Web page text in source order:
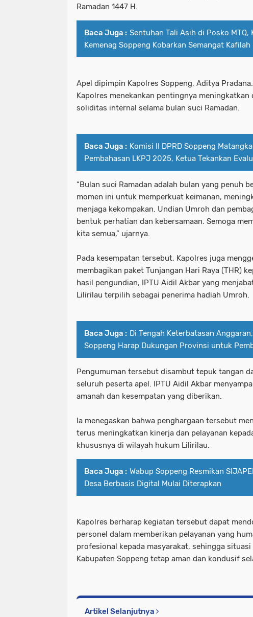
Ramadan 1447 H.
Baca Juga : Sentuhan Tali Asih di Posko MTQ,
Kemenag Soppeng Kobarkan Semangat Kafilah
Apel dipimpin Kapolres Soppeng, Aditya
Kapolres menekankan pentingnya
soliditas internal selama bulan suci Ramadan.
Baca Juga : Komisi II DPRD Soppeng
Pembahasan LKPJ 2025, Ketua Tekankan
“Bulan suci Ramadan adalah bulan yang penuh
momen ini untuk memperkuat keimanan,
menjaga kekompakan. Undian Umroh dan
bentuk perhatian dan kebersamaan. Semoga
kita semua,” ujarnya.
Pada kesempatan tersebut, Kapolres juga
membagikan paket Tunjangan Hari Raya (THR)
hasil pengundian, IPTU Aidil Akbar yang
Lilirilau terpilih sebagai penerima hadiah Umroh.
Baca Juga : Di Tengah Keterbatasan
Soppeng Harap Dukungan Provinsi untuk
Pengumuman tersebut disambut tepuk tangan
seluruh peserta apel. IPTU Aidil Akbar
amanah dan kesempatan yang diberikan.
Ia menegaskan bahwa penghargaan tersebut
terus meningkatkan kinerja dan pelayanan
khususnya di wilayah hukum Lilirilau.
Baca Juga : Wabup Soppeng Resmikan
Desa Berbasis Digital Mulai Diterapkan
Kapolres berharap kegiatan tersebut dapat
personel dalam memberikan pelayanan yang
profesional kepada masyarakat, sehingga
Kabupaten Soppeng tetap aman dan kondusif
Artikel Selanjutnya